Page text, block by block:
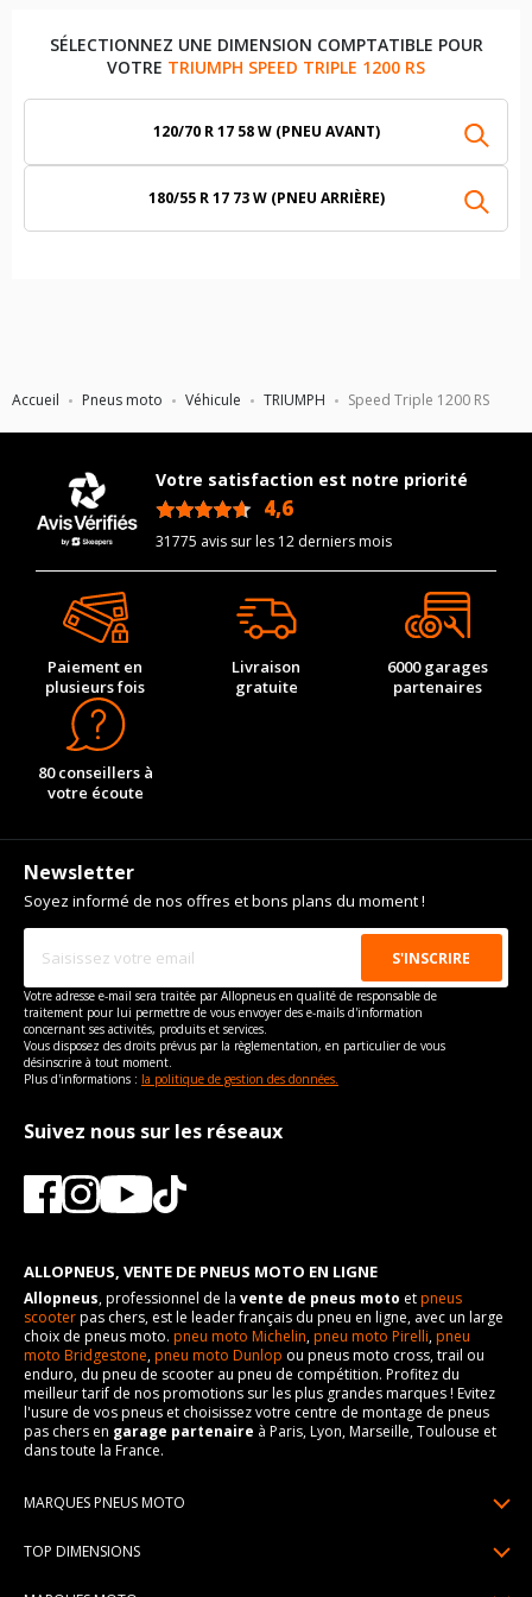
Accueil Pneus moto Véhicule TRIUMPH Speed Triple 1200 RS
SÉLECTIONNEZ UNE DIMENSION COMPTATIBLE POUR
VOTRE TRIUMPH SPEED TRIPLE 1200 RS
120/70 R 17 58 W (PNEU AVANT)
180/55 R 17 73 W (PNEU ARRIÈRE)
Votre satisfaction est notre priorité
4,6
31775 avis sur les 12 derniers mois
Paiement en
plusieurs fois
Livraison
gratuite
6000 garages
partenaires
80 conseillers à
votre écoute
Newsletter
Soyez informé de nos offres et bons plans du moment !
Votre adresse e-mail sera traitée par Allopneus en qualité de responsable de
traitement pour lui permettre de vous envoyer des e-mails d'information
concernant ses activités, produits et services.
Vous disposez des droits prévus par la règlementation, en particulier de vous
désinscrire à tout moment.
Plus d'informations : la politique de gestion des données.
Suivez nous sur les réseaux
ALLOPNEUS, VENTE DE PNEUS MOTO EN LIGNE
Allopneus, professionnel de la vente de pneus moto etpneus
scooterpas chers, est le leader français du pneu en ligne, avec un large
choix de pneus moto. pneu moto Michelin,pneu moto Pirelli,pneu
moto Bridgestone,pneu moto Dunlop ou pneus moto cross, trail ou
enduro, du pneu de scooter au pneu de compétition. Profitez du
meilleur tarif de nos promotions sur les plus grandes marques ! Evitez
l'usure de vos pneus et choisissez votre centre de montage de pneus
pas chers en garage partenaire à Paris, Lyon, Marseille, Toulouse et
dans toute la France.
MARQUES PNEUS MOTO
TOP DIMENSIONS